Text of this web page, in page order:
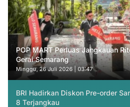
POP MART Perluas Jangkauan
Gerai Semarang
Minggu, 26 Juli 2026 | 03:47
BRI Hadirkan Diskon Pre-order
8 Terjangkau